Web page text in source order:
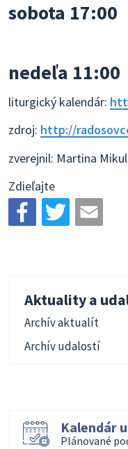
sobota 17:00
nedeľa 11:00
liturgický kalendár:
zdroj: http://
zverejnil: Martina
Zdieľajte
Aktuality a
Archív aktualít
Archív udalostí
Kalendár
Plánované